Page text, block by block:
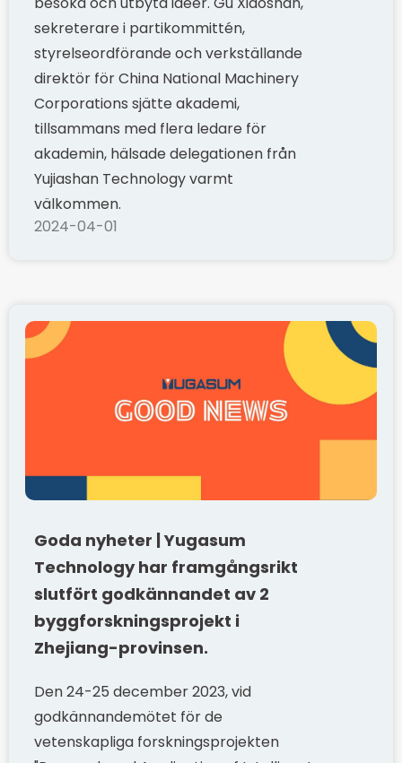
sekreterare i partikommittén,
styrelseordförande och verkställande
direktör för China National Machinery
Corporations sjätte akademi,
tillsammans med flera ledare för
akademin, hälsade delegationen från
Yujiashan Technology varmt
välkommen.
2024-04-01
Goda nyheter | Yugasum
Technology har framgångsrikt
slutfört godkännandet av 2
byggforskningsprojekt i
Zhejiang-provinsen.
Den 24-25 december 2023, vid
godkännandemötet för de
vetenskapliga forskningsprojekten